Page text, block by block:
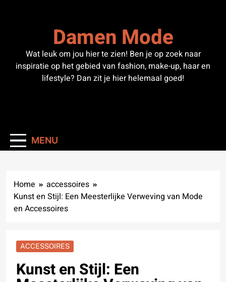
Damen Mode
Wat leuk om jou hier te zien! Ben je op zoek naar
inspiratie op het gebied van fashion, make-up, haar en
lifestyle? Dan zit je hier helemaal goed!
MENU
Home
accessoires
Kunst en Stijl: Een Meesterlijke Verweving van Mode
en Accessoires
ACCESSOIRES
Kunst en Stijl: Een